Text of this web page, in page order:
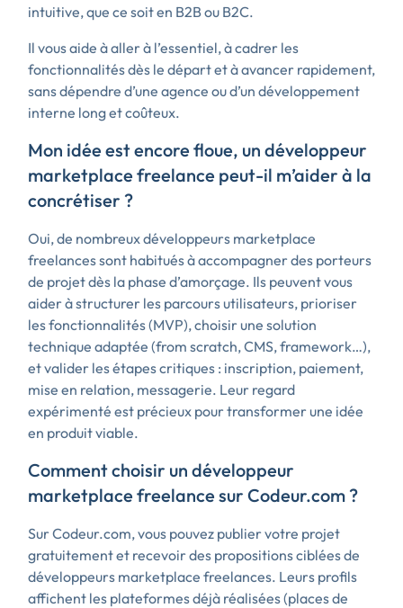
intuitive, que ce soit en B2B ou B2C.
Il vous aide à aller à l’essentiel, à cadrer les
fonctionnalités dès le départ et à avancer rapidement,
sans dépendre d’une agence ou d’un développement
interne long et coûteux.
Mon idée est encore floue, un développeur
marketplace freelance peut-il m’aider à la
concrétiser ?
Oui, de nombreux développeurs marketplace
freelances sont habitués à accompagner des porteurs
de projet dès la phase d’amorçage. Ils peuvent vous
aider à structurer les parcours utilisateurs, prioriser
les fonctionnalités (MVP), choisir une solution
technique adaptée (from scratch, CMS, framework…),
et valider les étapes critiques : inscription, paiement,
mise en relation, messagerie. Leur regard
expérimenté est précieux pour transformer une idée
en produit viable.
Comment choisir un développeur
marketplace freelance sur Codeur.com ?
Sur Codeur.com, vous pouvez publier votre projet
gratuitement et recevoir des propositions ciblées de
développeurs marketplace freelances. Leurs profils
affichent les plateformes déjà réalisées (places de